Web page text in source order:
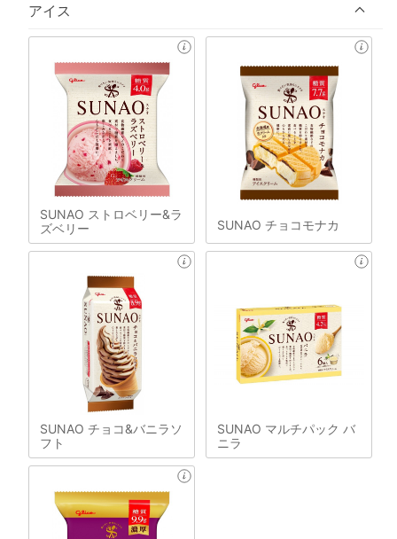
アイス
SUNAO ストロベリー&ラ
ズベリー
SUNAO チョコモナカ
SUNAO チョコ&バニラソ
フト
SUNAO マルチパック バ
ニラ